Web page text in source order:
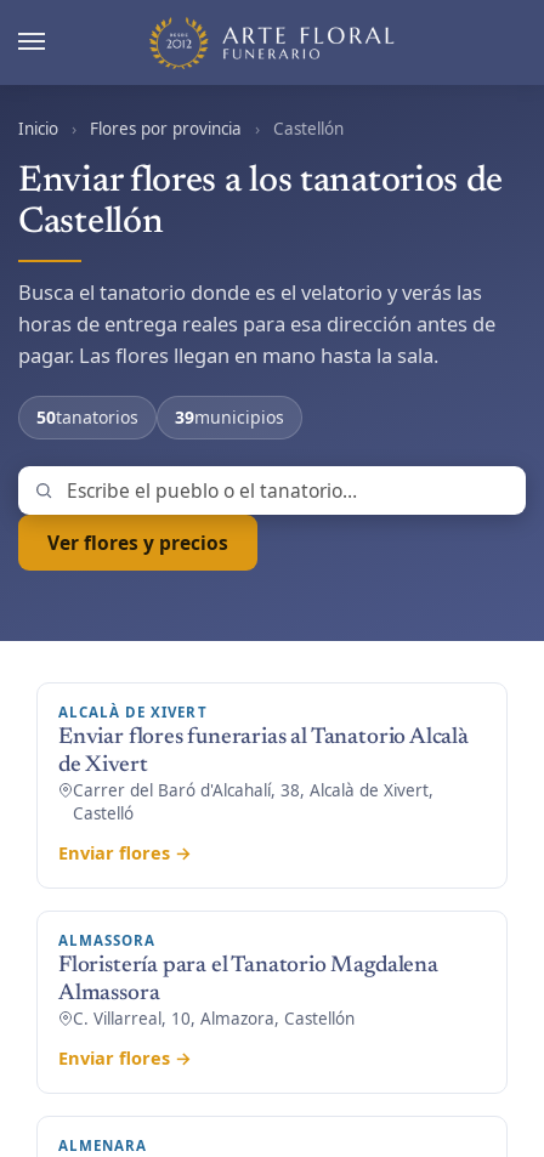
Inicio › Flores por provincia › Castellón
Enviar flores a los tanatorios de
Castellón
Busca el tanatorio donde es el velatorio y verás las
horas de entrega reales para esa dirección antes de
pagar. Las flores llegan en mano hasta la sala.
50tanatorios 39municipios
Ver flores y precios
ALCALÀ DE XIVERT
Enviar flores funerarias al Tanatorio Alcalà
de Xivert
Carrer del Baró d'Alcahalí, 38, Alcalà de Xivert,
Castelló
Enviar flores →
ALMASSORA
Floristería para el Tanatorio Magdalena
Almassora
C. Villarreal, 10, Almazora, Castellón
Enviar flores →
ALMENARA